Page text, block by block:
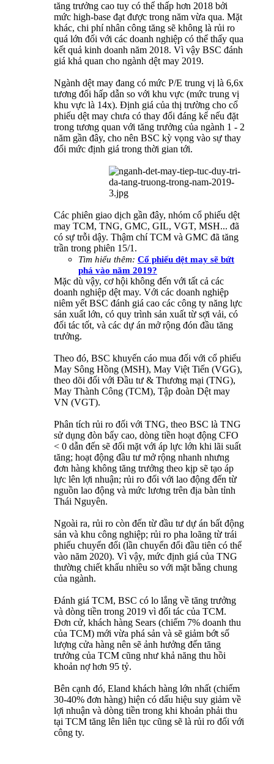
tăng trưởng cao tuy có thể thấp hơn 2018 bởi
mức high-base đạt được trong năm vừa qua. Mặt
khác, chi phí nhân công tăng sẽ không là rủi ro
quá lớn đối với các doanh nghiệp có thể thấy qua
kết quả kinh doanh năm 2018. Vì vậy BSC đánh
giá khả quan cho ngành dệt may 2019.
Ngành dệt may đang có mức P/E trung vị là 6,6x
tương đối hấp dẫn so với khu vực (mức trung vị
khu vực là 14x). Định giá của thị trường cho cổ
phiếu dệt may chưa có thay đổi đáng kể nếu đặt
trong tương quan với tăng trưởng của ngành 1 - 2
năm gần đây, cho nên BSC kỳ vọng vào sự thay
đổi mức định giá trong thời gian tới.
Các phiên giao dịch gần đây, nhóm cổ phiếu dệt
may TCM, TNG, GMC, GIL, VGT, MSH... đã
có sự trỗi dậy. Thậm chí TCM và GMC đã tăng
trần trong phiên 15/1.
Tìm hiểu thêm: Cổ phiếu dệt may sẽ bứt
phá vào năm 2019?
Mặc dù vậy, cơ hội không đến với tất cả các
doanh nghiệp dệt may. Với các doanh nghiệp
niêm yết BSC đánh giá cao các công ty năng lực
sản xuất lớn, có quy trình sản xuất từ sợi vải, có
đối tác tốt, và các dự án mở rộng đón đầu tăng
trưởng.
Theo đó, BSC khuyến cáo mua đối với cổ phiếu
May Sông Hồng (MSH), May Việt Tiến (VGG),
theo dõi đối với Đầu tư & Thương mại (TNG),
May Thành Công (TCM), Tập đoàn Dệt may
VN (VGT).
Phân tích rủi ro đối với TNG, theo BSC là TNG
sử dụng đòn bẩy cao, dòng tiền hoạt động CFO
< 0 dẫn đến sẽ đối mặt với áp lực lớn khi lãi suất
tăng; hoạt động đầu tư mở rộng nhanh nhưng
đơn hàng không tăng trưởng theo kịp sẽ tạo áp
lực lên lợi nhuận; rủi ro đối với lao động đến từ
nguồn lao động và mức lương trên địa bàn tỉnh
Thái Nguyên.
Ngoài ra, rủi ro còn đến từ đầu tư dự án bất động
sản và khu công nghiệp; rủi ro pha loãng từ trái
phiếu chuyển đổi (lần chuyển đổi đầu tiên có thể
vào năm 2020). Vì vậy, mức định giá của TNG
thường chiết khấu nhiều so với mặt bằng chung
của ngành.
Đánh giá TCM, BSC có lo lắng về tăng trưởng
và dòng tiền trong 2019 vì đối tác của TCM.
Đơn cử, khách hàng Sears (chiếm 7% doanh thu
của TCM) mới vừa phá sản và sẽ giảm bớt số
lượng cửa hàng nên sẽ ảnh hưởng đến tăng
trưởng của TCM cũng như khả năng thu hồi
khoản nợ hơn 95 tỷ.
Bên cạnh đó, Eland khách hàng lớn nhất (chiếm
30-40% đơn hàng) hiện có dấu hiệu suy giảm về
lợi nhuận và dòng tiền trong khi khoản phải thu
tại TCM tăng lên liên tục cũng sẽ là rủi ro đối với
công ty.